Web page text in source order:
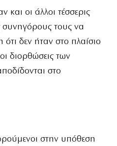
και οι άλλοι τέσσερις
συνηγόρους τους να
δεν ήταν στο πλαίσιο
διορθώσεις των
στο
στην υπόθεση